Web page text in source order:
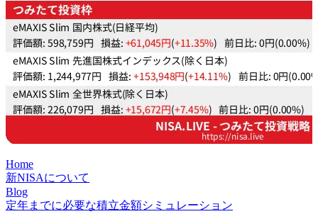
Home
新NISAについて
Blog
定年までに必要な積立金額シミュレーション